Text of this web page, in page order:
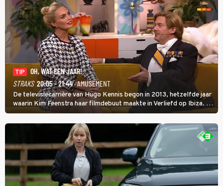
TIP
OH, WAT EEN JAAR!
STRAKS 20:05 - 21:44· AMUSEMENT
De televisiecarrière van Hugo Kennis begon in 2013, hetzelfde jaar
waarin Kim Feenstra haar filmdebuut maakte in Verliefd op Ibiza. In
Oh, Wat een Jaar! wordt duidelijk wat ze nog meer weten van het
jaar waarin ze allebei eindtwintigers waren.